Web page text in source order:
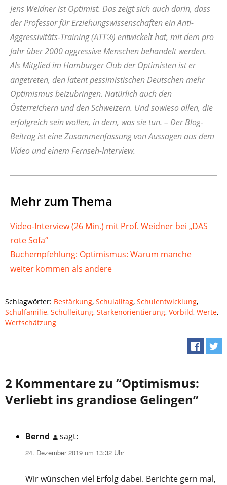
Jens Weidner ist Optimist. Das zeigt sich auch darin, dass
der Professor für Erziehungswissenschaften ein Anti-
Aggressivitäts-Training (ATT®) entwickelt hat, mit dem pro
Jahr über 2000 aggressive Menschen behandelt werden.
Als Mitglied im Hamburger Club der Optimisten ist er
angetreten, den latent pessimistischen Deutschen mehr
Optimismus beizubringen. Natürlich auch den
Österreichern und den Schweizern. Und sowieso allen, die
erfolgreich sein wollen, in dem, was sie tun. – Der Blog-
Beitrag ist eine Zusammenfassung von Aussagen aus dem
Video und einem Fernseh-Interview.
Mehr zum Thema
Video-Interview (26 Min.) mit Prof. Weidner bei „DAS
rote Sofa“
Buchempfehlung: Optimismus: Warum manche
weiter kommen als andere
Schlagwörter: Bestärkung, Schulalltag, Schulentwicklung,
Schulfamilie, Schulleitung, Stärkenorientierung, Vorbild, Werte,
Wertschätzung
2 Kommentare zu “Optimismus:
Verliebt ins grandiose Gelingen”
Bernd sagt:
24. Dezember 2019 um 13:32 Uhr
Wir wünschen viel Erfolg dabei. Berichte gern mal,